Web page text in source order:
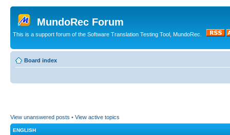
MundoRec Forum
This is a support forum of the Software Translation Testing Tool, MundoRec.
Board index
View unanswered posts • View active topics
ENGLISH